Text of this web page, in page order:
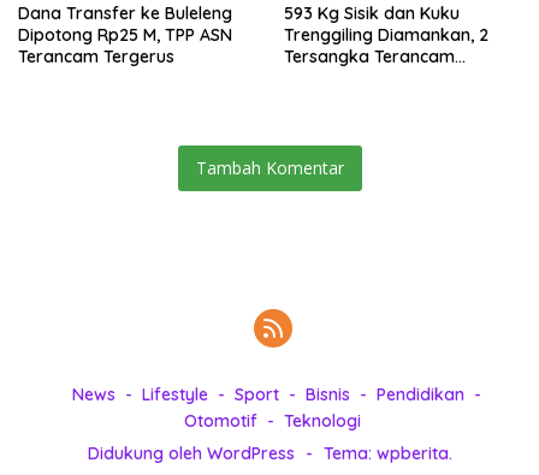
Dana Transfer ke Buleleng
Dipotong Rp25 M, TPP ASN
Terancam Tergerus
593 Kg Sisik dan Kuku
Trenggiling Diamankan, 2
Tersangka Terancam
Tambah Komentar
News Lifestyle Sport Bisnis
Pendidikan
Otomotif
Teknologi
Didukung oleh WordPress
- Tema: wpberita.